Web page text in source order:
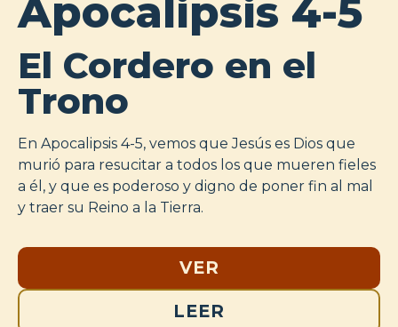
Apocalipsis 4-5
El Cordero en el
Trono
En Apocalipsis 4-5, vemos que Jesús es Dios que
murió para resucitar a todos los que mueren fieles
a él, y que es poderoso y digno de poner fin al mal
y traer su Reino a la Tierra.
VER
LEER